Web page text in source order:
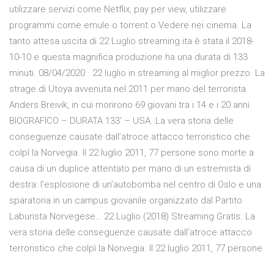
utilizzare servizi come Netflix, pay per view, utilizzare
programmi come emule o torrent o Vedere nei cinema. La
tanto attesa uscita di 22 Luglio streaming ita è stata il 2018-
10-10 e questa magnifica produzione ha una durata di 133
minuti. 08/04/2020 · 22 luglio in streaming al miglior prezzo. La
strage di Utoya avvenuta nel 2011 per mano del terrorista
Anders Breivik, in cui morirono 69 giovani tra i 14 e i 20 anni.
BIOGRAFICO – DURATA 133′ – USA. La vera storia delle
conseguenze causate dall’atroce attacco terroristico che
colpì la Norvegia. Il 22 luglio 2011, 77 persone sono morte a
causa di un duplice attentato per mano di un estremista di
destra: l’esplosione di un’autobomba nel centro di Oslo e una
sparatoria in un campus giovanile organizzato dal Partito
Laburista Norvegese… 22 Luglio (2018) Streaming Gratis. La
vera storia delle conseguenze causate dall’atroce attacco
terroristico che colpì la Norvegia. Il 22 luglio 2011, 77 persone